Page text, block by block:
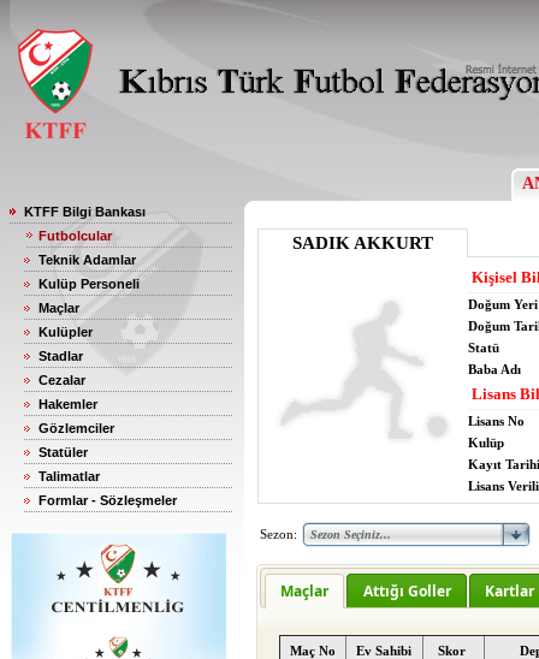
KTFF Bilgi Bankası
Futbolcular
Teknik Adamlar
Kulüp Personeli
Maçlar
Kulüpler
Stadlar
Cezalar
Hakemler
Gözlemciler
Statüler
Talimatlar
Formlar - Sözleşmeler
SADIK AKKURT
Kişisel
Doğum Yeri
Doğum
Statü
Baba Adı
Lisans
Lisans No
Kulüp
Kayıt Tarihi
Lisans
Sezon:
Maçlar Attığı Goller Kartlar
Maç No Ev Sahibi Skor